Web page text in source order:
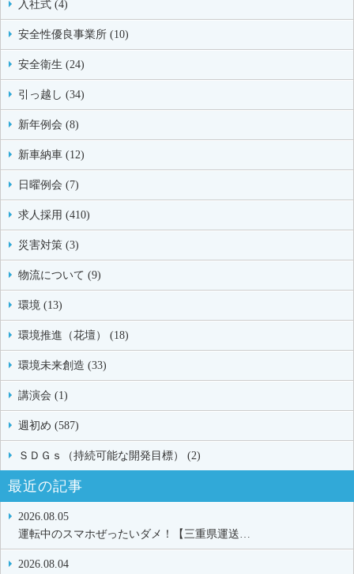
入社式 (4)
安全性優良事業所 (10)
安全衛生 (24)
引っ越し (34)
新年例会 (8)
新車納車 (12)
日曜例会 (7)
求人採用 (410)
災害対策 (3)
物流について (9)
環境 (13)
環境推進（花壇） (18)
環境未来創造 (33)
講演会 (1)
週初め (587)
ＳＤＧｓ（持続可能な開発目標） (2)
最近の記事
2026.08.05
運転中のスマホぜったいダメ！【三重県運送…
2026.08.04